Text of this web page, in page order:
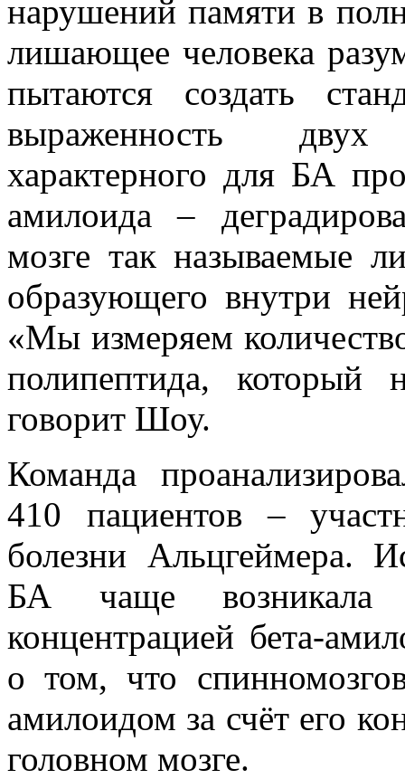
нарушений памяти в
лишающее человека
пытаются создать
выраженность двух
характерного для БА
амилоида –
мозге так называемые
образующего внутри
«Мы измеряем
полипептида, который
говорит Шоу.
Команда
410 пациентов –
болезни Альцгеймера.
БА чаще
концентрацией бета-
о том, что
амилоидом за счёт его
головном мозге.